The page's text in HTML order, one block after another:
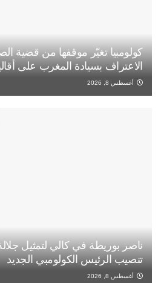
كولومبيا تغيّر موقفها من قضية
الاعتراف بسيادة المغرب على
أغسطس 8, 2026
ناصر بوريطة في كالي لتمثيل
تنصيب الرئيس الكولومبي الجديد
أغسطس 8, 2026